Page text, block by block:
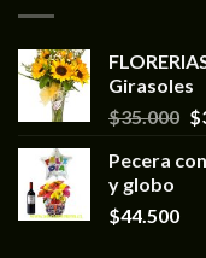
Girasoles
$35.000 $
Pecera
y globo
$44.500